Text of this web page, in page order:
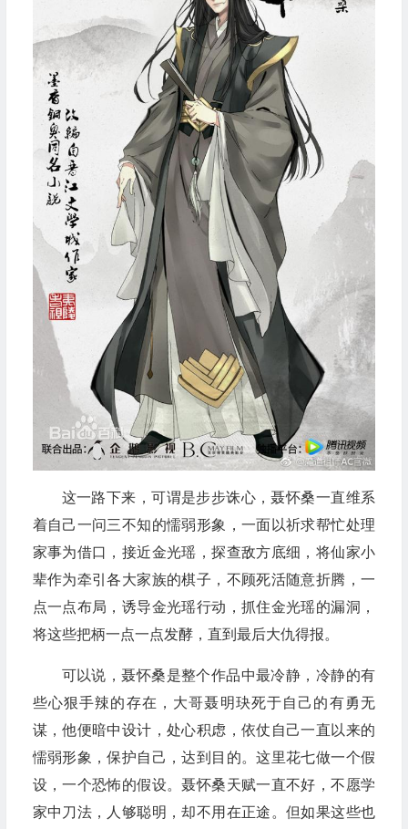
这一路下来，可谓是步步诛心，聂怀桑一直维系
着自己一问三不知的懦弱形象，一面以祈求帮忙处理
家事为借口，接近金光瑶，探查敌方底细，将仙家小
辈作为牵引各大家族的棋子，不顾死活随意折腾，一
点一点布局，诱导金光瑶行动，抓住金光瑶的漏洞，
将这些把柄一点一点发酵，直到最后大仇得报。
可以说，聂怀桑是整个作品中最冷静，冷静的有
些心狠手辣的存在，大哥聂明玦死于自己的有勇无
谋，他便暗中设计，处心积虑，依仗自己一直以来的
懦弱形象，保护自己，达到目的。这里花七做一个假
设，一个恐怖的假设。聂怀桑天赋一直不好，不愿学
家中刀法，人够聪明，却不用在正途。但如果这些也